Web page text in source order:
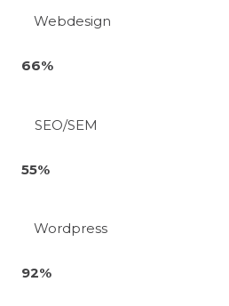
Webdesign
66%
SEO/SEM
55%
Wordpress
92%